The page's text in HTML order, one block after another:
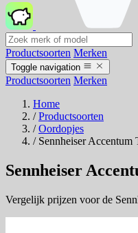
Productsoorten Merken
Toggle navigation
Productsoorten Merken
Home
/ Productsoorten
/ Oordopjes
/ Sennheiser Accentum
Sennheiser
Vergelijk prijzen voor de